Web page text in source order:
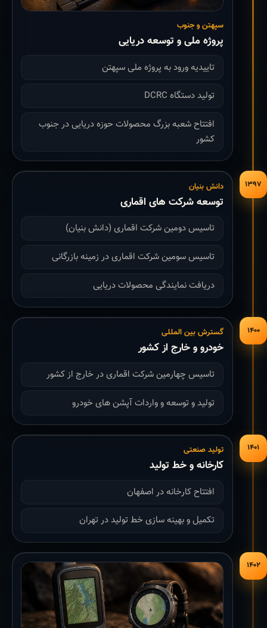
سپهتن و جنوب
پروژه ملی و توسعه دریایی
تاییدیه ورود به پروژه ملی سپهتن
تولید دستگاه DCRC
افتتاح شعبه بزرگ محصولات حوزه دریایی در جنوب
کشور
۱۳۹۷ دانش بنیان
توسعه شرکت های اقماری
تاسیس دومین شرکت اقماری (دانش بنیان)
تاسیس سومین شرکت اقماری در زمینه بازرگانی
دریافت نمایندگی محصولات دریایی
۱۴۰۰ گسترش بین المللی
خودرو و خارج از کشور
تاسیس چهارمین شرکت اقماری در خارج از کشور
تولید و توسعه و واردات آپشن های خودرو
۱۴۰۱ تولید صنعتی
کارخانه و خط تولید
افتتاح کارخانه در اصفهان
تکمیل و بهینه سازی خط تولید در تهران
۱۴۰۲